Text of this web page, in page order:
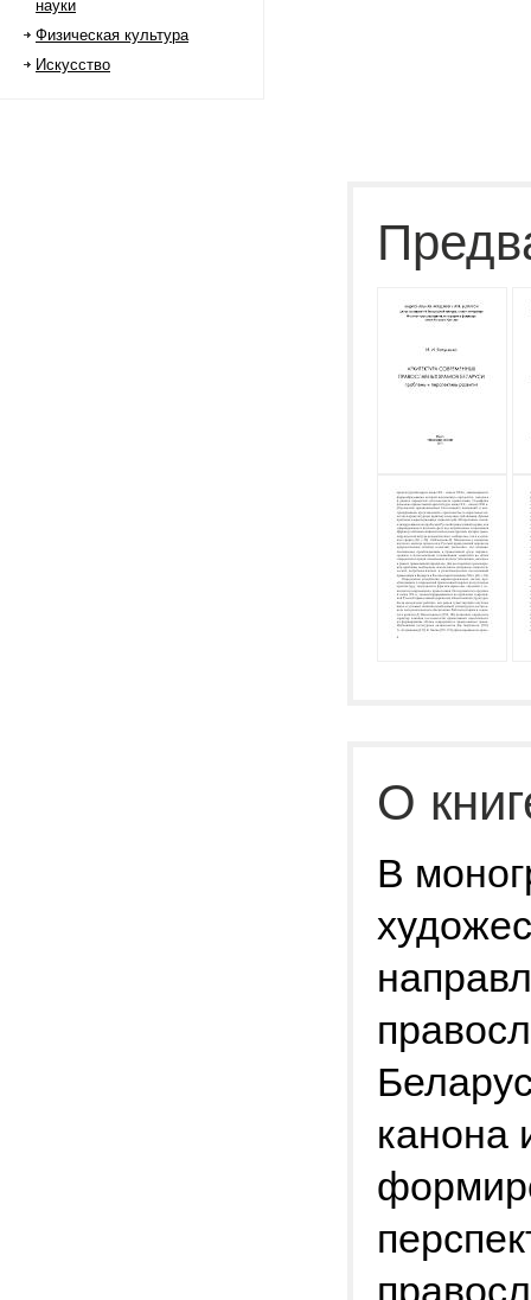
науки
Физическая культура
Искусство
О
В
канона